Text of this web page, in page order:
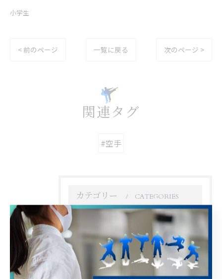
小学生
< 前のページ 一覧に戻る 次のページ >
関連タグ
#空手
カテゴリー CATEGORIES
小学生
中学生